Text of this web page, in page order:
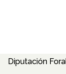
Diputación